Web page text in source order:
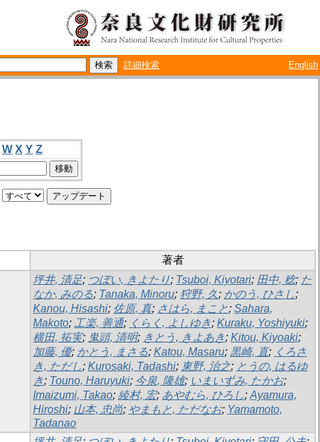
詳細検索 English
W X Y Z
著者
坪井, 清足; つぼい, きよたり; Tsuboi, Kiyotari; 田中, 稔; た
なか, みのる; Tanaka, Minoru; 狩野, 久; かのう, ひさし;
Kanou, Hisashi; 佐原, 真; さはら, まこと; Sahara,
Makoto; 工楽, 善通; くらく, よしゆき; Kuraku, Yoshiyuki;
横田, 拓実; 鬼頭, 清明; きとう, きよあき; Kitou, Kiyoaki;
加藤, 優; かとう, まさる; Katou, Masaru; 黒崎, 直; くろさ
き, ただし; Kurosaki, Tadashi; 東野, 治之; とうの, はるゆ
き; Touno, Haruyuki; 今泉, 隆雄; いまいずみ, たかお;
Imaizumi, Takao; 綾村, 宏; あやむら, ひろし; Ayamura,
Hiroshi; 山本, 忠尚; やまもと, ただなお; Yamamoto,
Tadanao